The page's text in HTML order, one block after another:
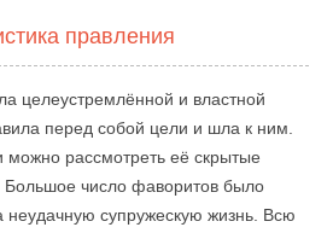
правления
целеустремлённой и властной
перед собой цели и шла к ним.
рассмотреть её скрытые
Большое число фаворитов было
неудачную супружескую жизнь. Всю